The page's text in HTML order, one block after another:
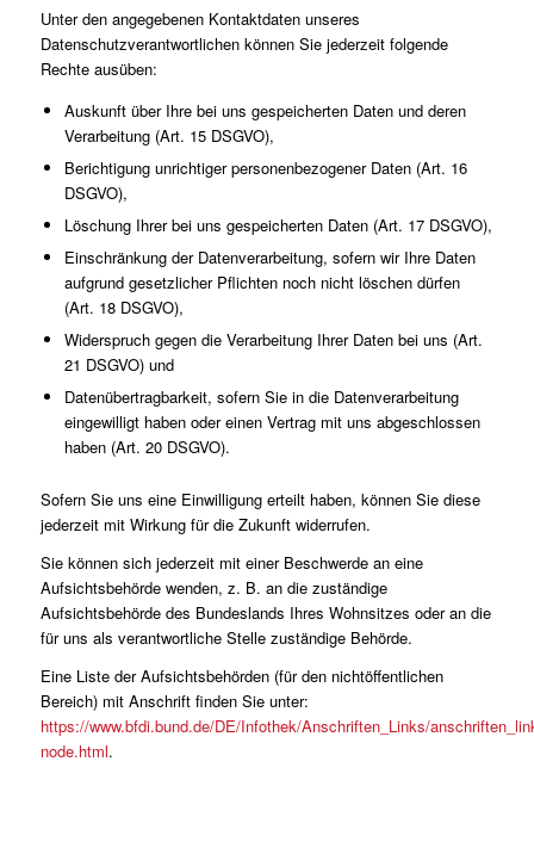
Unter den angegebenen Kontaktdaten unseres
Datenschutzverantwortlichen können Sie jederzeit folgende
Rechte ausüben:
Auskunft über Ihre bei uns gespeicherten Daten und deren
Verarbeitung (Art. 15 DSGVO),
Berichtigung unrichtiger personenbezogener Daten (Art. 16
DSGVO),
Löschung Ihrer bei uns gespeicherten Daten (Art. 17 DSGVO),
Einschränkung der Datenverarbeitung, sofern wir Ihre Daten
aufgrund gesetzlicher Pflichten noch nicht löschen dürfen
(Art. 18 DSGVO),
Widerspruch gegen die Verarbeitung Ihrer Daten bei uns (Art.
21 DSGVO) und
Datenübertragbarkeit, sofern Sie in die Datenverarbeitung
eingewilligt haben oder einen Vertrag mit uns abgeschlossen
haben (Art. 20 DSGVO).
Sofern Sie uns eine Einwilligung erteilt haben, können Sie diese
jederzeit mit Wirkung für die Zukunft widerrufen.
Sie können sich jederzeit mit einer Beschwerde an eine
Aufsichtsbehörde wenden, z. B. an die zuständige
Aufsichtsbehörde des Bundeslands Ihres Wohnsitzes oder an die
für uns als verantwortliche Stelle zuständige Behörde.
Eine Liste der Aufsichtsbehörden (für den nichtöffentlichen
Bereich) mit Anschrift finden Sie unter:
https://www.bfdi.bund.de/DE/Infothek/Anschriften_Links/
node.html.